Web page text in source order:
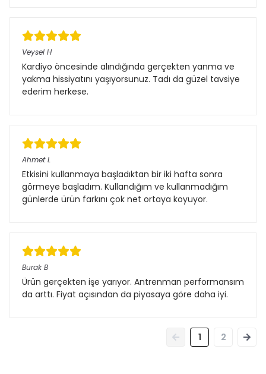
Veysel H
Kardiyo öncesinde alındığında gerçekten yanma ve
yakma hissiyatını yaşıyorsunuz. Tadı da güzel tavsiye
ederim herkese.
Ahmet L
Etkisini kullanmaya başladıktan bir iki hafta sonra
görmeye başladım. Kullandığım ve kullanmadığım
günlerde ürün farkını çok net ortaya koyuyor.
Burak B
Ürün gerçekten işe yarıyor. Antrenman performansım
da arttı. Fiyat açısından da piyasaya göre daha iyi.
1 2